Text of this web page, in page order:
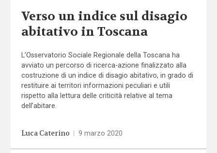
Verso un indice sul disagio
abitativo in Toscana
L’Osservatorio Sociale Regionale della Toscana ha
avviato un percorso di ricerca-azione finalizzato alla
costruzione di un indice di disagio abitativo, in grado di
restituire ai territori informazioni peculiari e utili
rispetto alla lettura delle criticità relative al tema
dell’abitare.
Luca Caterino 9 marzo 2020